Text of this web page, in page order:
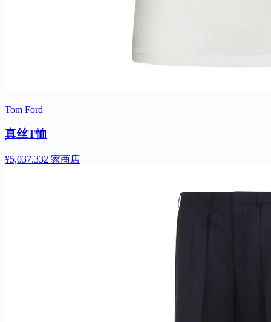
Tom Ford
真丝T恤
¥5,037.332 家商店